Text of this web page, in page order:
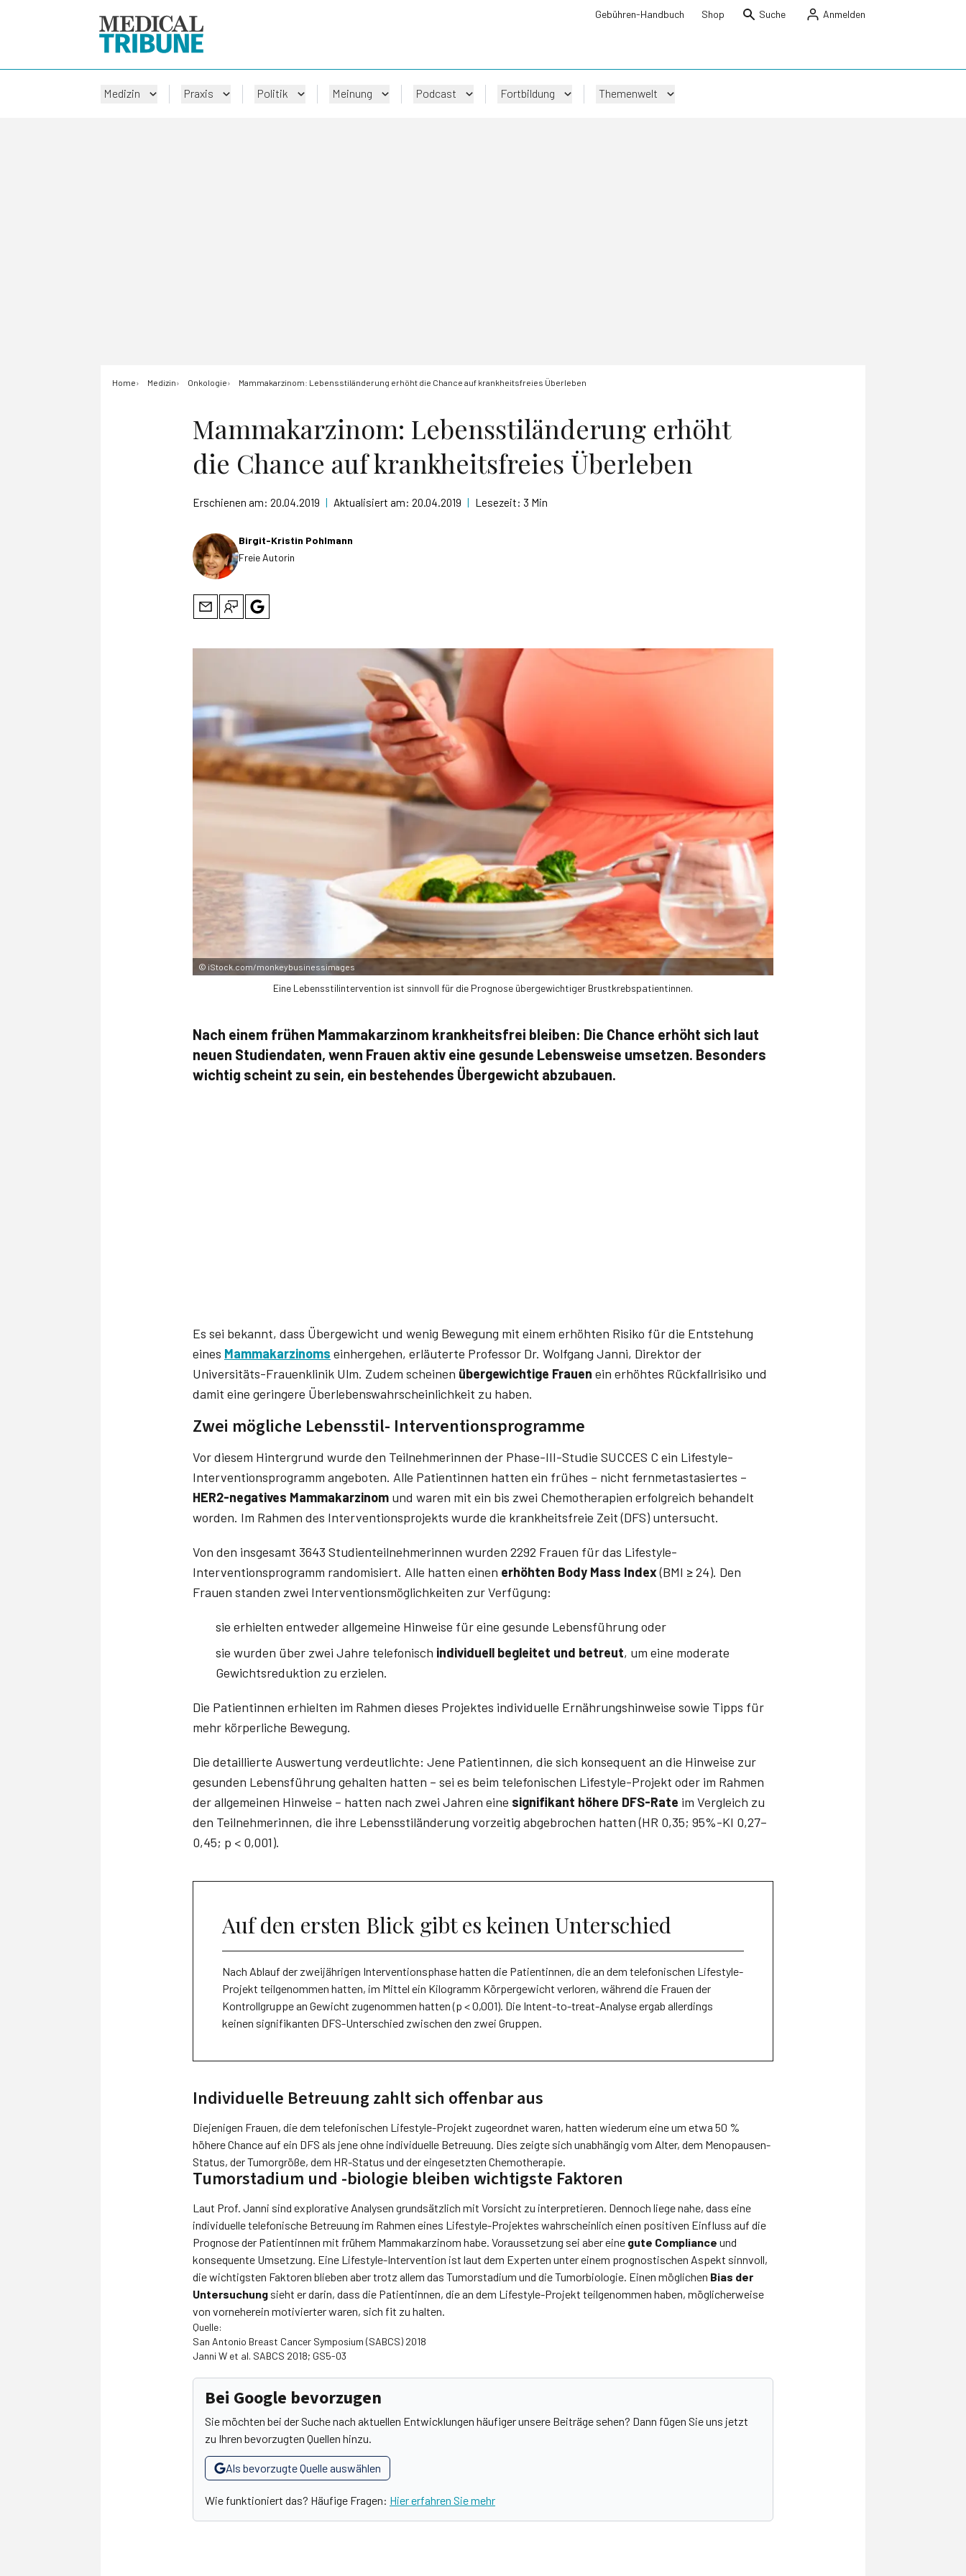
Gebühren-Handbuch Shop Suche Anmelden
Medizin Praxis Politik Meinung Podcast Fortbildung Themenwelt
Home Medizin Onkologie Mammakarzinom: Lebensstiländerung erhöht die Chance auf krankheitsfreies Überleben
Mammakarzinom: Lebensstiländerung erhöht
die Chance auf krankheitsfreies Überleben
Erschienen am: 20.04.2019 | Aktualisiert am: 20.04.2019 | Lesezeit: 3 Min
Birgit-Kristin Pohlmann
Freie Autorin
© iStock.com/monkeybusinessimages
Eine Lebensstilintervention ist sinnvoll für die Prognose übergewichtiger Brustkrebspatientinnen.
Nach einem frühen Mammakarzinom krankheitsfrei bleiben: Die Chance erhöht sich laut
neuen Studien­daten, wenn Frauen aktiv eine gesunde Lebensweise umsetzen. Besonders
wichtig scheint zu sein, ein bestehendes Übergewicht abzubauen.
Es sei bekannt, dass Übergewicht und wenig Bewegung mit einem erhöhten Risiko für die Entstehung
eines Mammakarzinoms einhergehen, erläuterte Professor Dr. ­Wolfgang Janni, Direktor der
Universitäts-Frauenklinik Ulm. Zudem scheinen übergewichtige Frauen ein erhöhtes Rückfallrisiko und
damit eine geringere Überlebenswahrscheinlichkeit zu haben.
Zwei mögliche Lebensstil- Interventionsprogramme
Vor diesem Hintergrund wurde den Teilnehmerinnen der Phase-III-Studie SUCCES C ein Lifestyle-
Interventionsprogramm angeboten. Alle Patientinnen hatten ein frühes – nicht fernmetastasiertes –
HER2-negatives Mammakarzinom und waren mit ein bis zwei Chemotherapien erfolgreich behandelt
worden. Im Rahmen des Interventionsprojekts wurde die krankheitsfreie Zeit (DFS) untersucht.
Von den insgesamt 3643 Studienteilnehmerinnen wurden 2292 Frauen für das Lifestyle-
Interventionsprogramm randomisiert. Alle hatten einen erhöhten Body Mass Index(BMI ≥ 24). Den
Frauen standen zwei Interventionsmöglichkeiten zur Verfügung:
sie erhielten entweder allgemeine Hinweise für eine gesunde Lebensführung oder
sie wurden über zwei Jahre telefonisch individuell begleitet und betreut, um eine moderate
Gewichtsreduktion zu erzielen.
Die Patientinnen erhielten im Rahmen dieses Projektes individuelle Ernährungshinweise sowie Tipps für
mehr körperliche Bewegung.
Die detaillierte Auswertung verdeutlichte: Jene Patientinnen, die sich konsequent an die Hinweise zur
gesunden Lebensführung gehalten hatten – sei es beim telefonischen Lifestyle-Projekt oder im Rahmen
der allgemeinen Hinweise – hatten nach zwei Jahren eine signifikant höhere DFS-Rate im Vergleich zu
den Teilnehmerinnen, die ihre Lebensstiländerung vorzeitig abgebrochen hatten (HR 0,35; 95%-KI 0,27–
0,45; p < 0,001).
Auf den ersten Blick gibt es keinen Unterschied
Nach Ablauf der zweijährigen Interventionsphase hatten die Patientinnen, die an dem telefonischen Lifestyle-
Projekt teilgenommen hatten, im Mittel ein Kilogramm Körpergewicht verloren, während die Frauen der
Kontrollgruppe an Gewicht zugenommen hatten (p < 0,001). Die Intent-to-treat-Analyse ergab allerdings
keinen signifikanten DFS-Unterschied zwischen den zwei Gruppen.
Individuelle Betreuung zahlt sich offenbar aus
Diejenigen Frauen, die dem telefonischen Lifestyle-Projekt zugeordnet waren, hatten wiederum eine um etwa 50 %
höhere Chance auf ein DFS als jene ohne individuelle Betreuung. Dies zeigte sich unabhängig vom Alter, dem Menopausen-
Status, der Tumorgröße, dem HR-Status und der eingesetzten Chemotherapie.
Tumorstadium und -biologie bleiben wichtigste Faktoren
Laut Prof. Janni sind explorative Analysen grundsätzlich mit Vorsicht zu interpretieren. Dennoch liege nahe, dass eine
individuelle telefonische Betreuung im Rahmen eines Lifestyle-Projektes wahrscheinlich einen positiven Einfluss auf die
Prognose der Patientinnen mit frühem Mammakarzinom habe. Voraussetzung sei aber eine gute Compliance und
konsequente Umsetzung. Eine Lifestyle-Intervention ist laut dem Experten unter einem prognostischen Aspekt sinnvoll,
die wichtigsten Faktoren blieben aber trotz allem das Tumorstadium und die Tumorbiologie. Einen möglichen Bias der
Untersuchung sieht er darin, dass die Patientinnen, die an dem Lifestyle-Projekt teilgenommen haben, möglicherweise
von vorneherein motivierter waren, sich fit zu halten.
Quelle:
San Antonio Breast Cancer Symposium (SABCS) 2018
Janni W et al. SABCS 2018; GS5-03
Bei Google bevorzugen
Sie möchten bei der Suche nach aktuellen Entwicklungen häufiger unsere Beiträge sehen? Dann fügen Sie uns jetzt
zu Ihren bevorzugten Quellen hinzu.
Als bevorzugte Quelle auswählen
Wie funktioniert das? Häufige Fragen: Hier erfahren Sie mehr